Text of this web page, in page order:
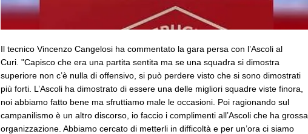
Il tecnico Vincenzo Cangelosi ha commentato la gara persa con l’Ascoli al
Curi. "Capisco che era una partita sentita ma se una squadra si dimostra
superiore non c’è nulla di offensivo, si può perdere visto che si sono dimostrati
più forti. L’Ascoli ha dimostrato di essere una delle migliori squadre viste finora,
noi abbiamo fatto bene ma sfruttiamo male le occasioni. Poi ragionando sul
campanilismo è un altro discorso, io faccio i complimenti all’Ascoli che ha grossa
organizzazione. Abbiamo cercato di metterli in difficoltà e per un’ora ci siamo